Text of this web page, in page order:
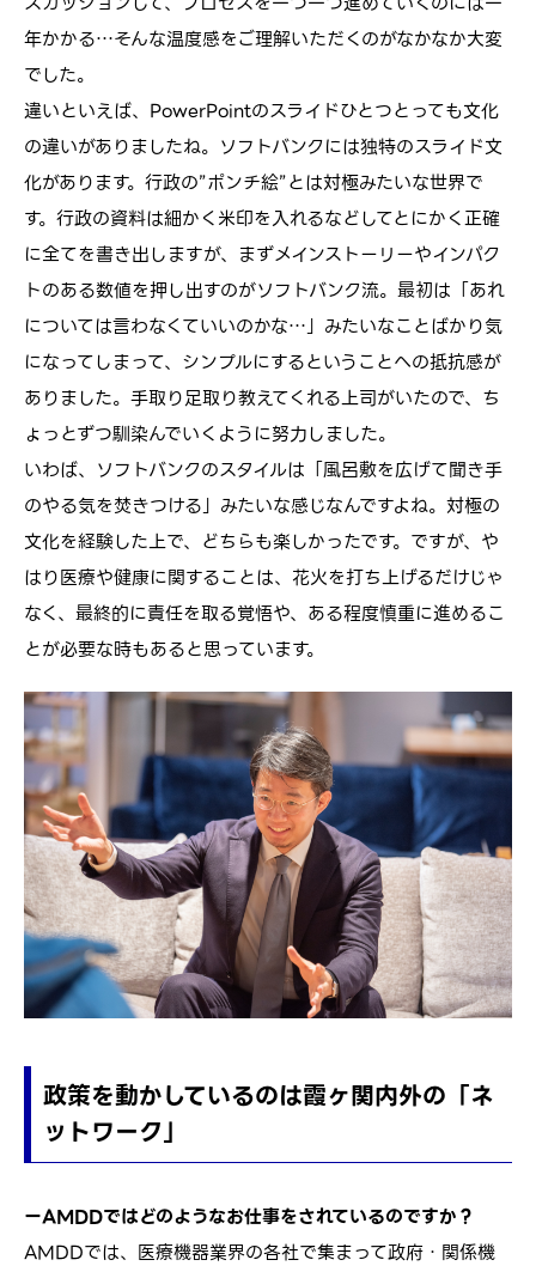
年かかる…そんな温度感をご理解いただくのがなかなか大変
でした。
違いといえば、PowerPointのスライドひとつとっても文化
の違いがありましたね。ソフトバンクには独特のスライド文
化があります。行政の”ポンチ絵”とは対極みたいな世界で
す。行政の資料は細かく米印を入れるなどしてとにかく正確
に全てを書き出しますが、まずメインストーリーやインパク
トのある数値を押し出すのがソフトバンク流。最初は「あれ
については言わなくていいのかな…」みたいなことばかり気
になってしまって、シンプルにするということへの抵抗感が
ありました。手取り足取り教えてくれる上司がいたので、ち
ょっとずつ馴染んでいくように努力しました。
いわば、ソフトバンクのスタイルは「風呂敷を広げて聞き手
のやる気を焚きつける」みたいな感じなんですよね。対極の
文化を経験した上で、どちらも楽しかったです。ですが、や
はり医療や健康に関することは、花火を打ち上げるだけじゃ
なく、最終的に責任を取る覚悟や、ある程度慎重に進めるこ
とが必要な時もあると思っています。
政策を動かしているのは霞ヶ関内外の「ネ
ットワーク」
ーAMDDではどのようなお仕事をされているのですか？
AMDDでは、医療機器業界の各社で集まって政府・関係機